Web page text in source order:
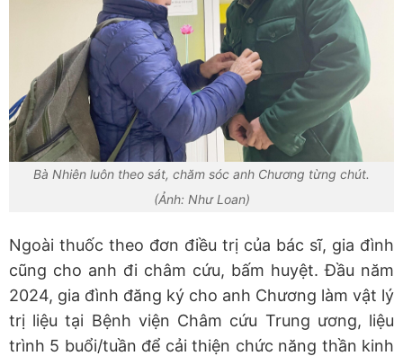
Bà Nhiên luôn theo sát, chăm sóc anh Chương từng chút.
(Ảnh: Như Loan)
Ngoài thuốc theo đơn điều trị của bác sĩ, gia đình
cũng cho anh đi châm cứu, bấm huyệt. Đầu năm
2024, gia đình đăng ký cho anh Chương làm vật lý
trị liệu tại Bệnh viện Châm cứu Trung ương, liệu
trình 5 buổi/tuần để cải thiện chức năng thần kinh